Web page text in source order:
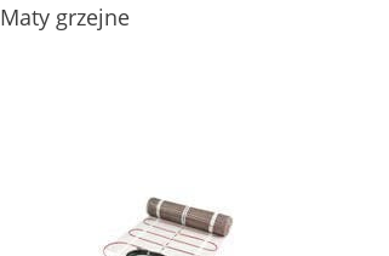
Maty grzejne